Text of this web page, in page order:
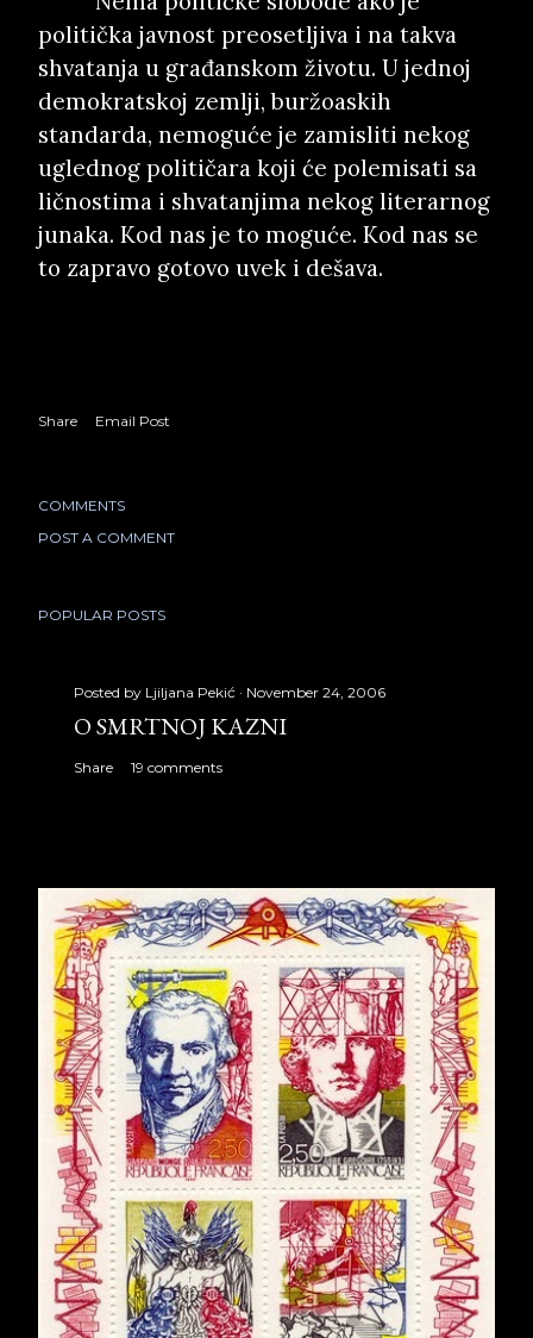
politička javnost preosetljiva i na takva
shvatanja u građanskom životu. U jednoj
demokratskoj zemlji, buržoaskih
standarda, nemoguće je zamisliti nekog
uglednog političara koji će polemisati sa
ličnostima i shvatanjima nekog literarnog
junaka. Kod nas je to moguće. Kod nas se
to zapravo gotovo uvek i dešava.
Share Email Post
COMMENTS
POST A COMMENT
POPULAR POSTS
Posted by Ljiljana Pekić November 24, 2006
O SMRTNOJ KAZNI
Share 19 comments